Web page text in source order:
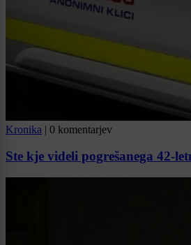
Kronika | 0 komentarjev
Ste kje videli pogrešanega 42-